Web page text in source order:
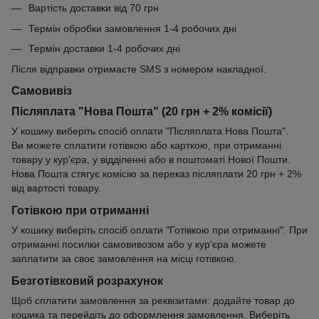
Вартість доставки від 70 грн
Термін обробки замовлення 1-4 робочих дні
Термін доставки 1-4 робочих дні
Після відправки отримаєте SMS з номером накладної.
Самовивіз
Післяплата "Нова Пошта" (20 грн + 2% комісії)
У кошику виберіть спосіб оплати "Післяплата Нова Пошта".
Ви можете сплатити готівкою або карткою, при отриманні
товару у кур'єра, у відділенні або в поштоматі Нової Пошти.
Нова Пошта стягує комісію за переказ післяплати 20 грн + 2%
від вартості товару.
Готівкою при отриманні
У кошику виберіть спосіб оплати "Готівкою при отриманні". При
отриманні посилки самовивозом або у кур’єра можете
заплатити за своє замовлення на місці готівкою.
Безготівковий розрахунок
Щоб сплатити замовлення за реквізитами: додайте товар до
кошика та перейдіть до оформлення замовлення. Виберіть